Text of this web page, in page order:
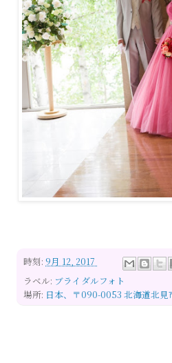
時刻: 9月 12, 2017
ラベル: ブライダルフォト
場所: 日本、〒090-0053 北海道北見